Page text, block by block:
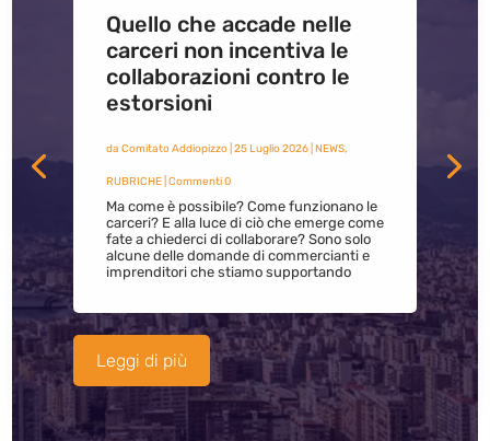
Quello che accade nelle
carceri non incentiva le
collaborazioni contro le
estorsioni
da Comitato Addiopizzo| 25 Luglio 2026| NEWS,
RUBRICHE| Commenti 0
Ma come è possibile? Come funzionano le
carceri? E alla luce di ciò che emerge come
fate a chiederci di collaborare? Sono solo
alcune delle domande di commercianti e
imprenditori che stiamo supportando
Leggi di più